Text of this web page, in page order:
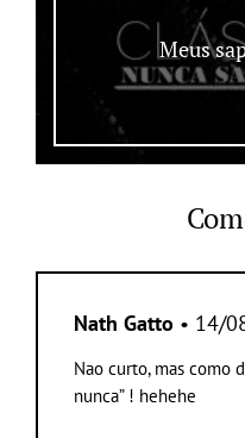
Meus
Nath Gatto • 14/
Nao curto, mas como
nunca” ! hehehe